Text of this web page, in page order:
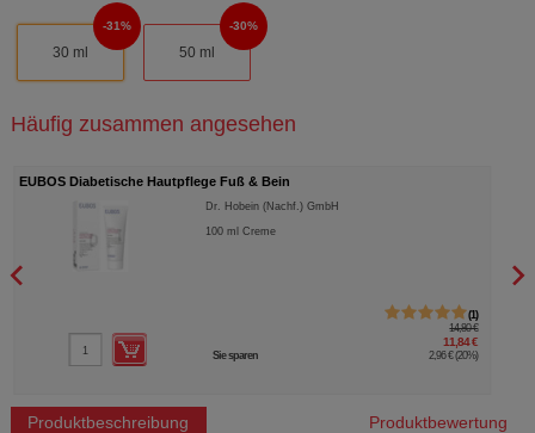
30 ml
31%
50 ml
30%
Häufig zusammen angesehen
EUBOS Diabetische Hautpflege Fuß & Bein
Dr. Hobein (Nachf.) GmbH
100ml Creme
1
14,80 €
11,84 €
Sie sparen 2,96 € (20%)
Produktbeschreibung Produktbewertung